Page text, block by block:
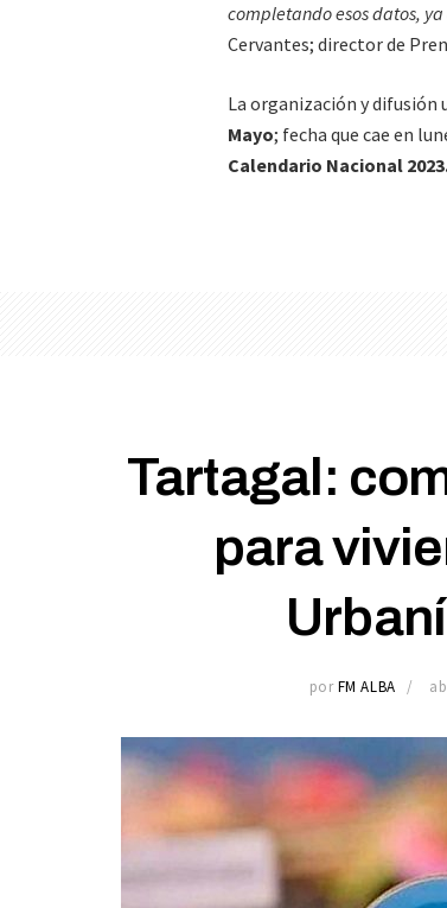
completando esos datos,
Cervantes; director de
La organización y difusión
Mayo; fecha que cae en
Calendario Nacional
Tartagal:
para
por FM ALBA